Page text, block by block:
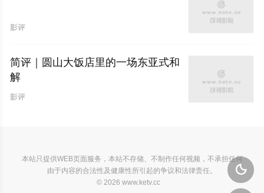
影评
简评｜圆山大饭店里的一场东亚式和
解
影评

本站只提供WEB页面服务，本站不存储、不制作任何视频，不承担任何
由于内容的合法性及健康性所引起的争议和法律责任。
© 2026 www.ketv.cc